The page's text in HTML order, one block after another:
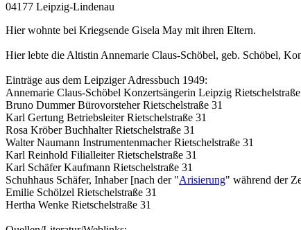
04177 Leipzig-Lindenau
Hier wohnte bei Kriegsende Gisela May mit ihren Eltern.
Hier lebte die Altistin Annemarie Claus-Schöbel, geb. Schöbel,
Einträge aus dem Leipziger Adressbuch 1949:
Annemarie Claus-Schöbel Konzertsängerin Leipzig
Bruno Dummer Bürovorsteher Rietschelstraße 31
Karl Gertung Betriebsleiter Rietschelstraße 31
Rosa Kröber Buchhalter Rietschelstraße 31
Walter Naumann Instrumentenmacher Rietschelstraße 31
Karl Reinhold Filialleiter Rietschelstraße 31
Karl Schäfer Kaufmann Rietschelstraße 31
Schuhhaus Schäfer, Inhaber [nach der "Arisierung" während der
Emilie Schölzel Rietschelstraße 31
Hertha Wenke Rietschelstraße 31